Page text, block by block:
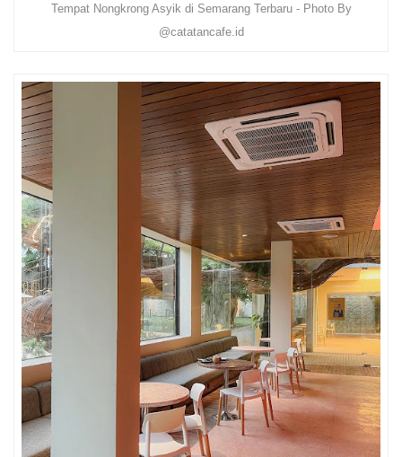
Tempat Nongkrong Asyik di Semarang Terbaru - Photo By
@catatancafe.id